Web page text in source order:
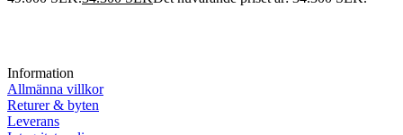
Information
Allmänna villkor
Returer & byten
Leverans